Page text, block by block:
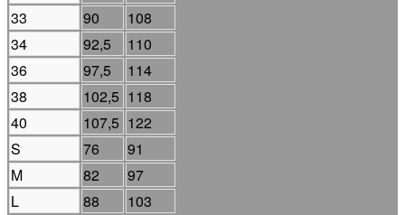
33
90
108
34
92,5
110
36
97,5
114
38
102,5 118
40
107,5 122
S
76
91
M
82
97
L
88
103